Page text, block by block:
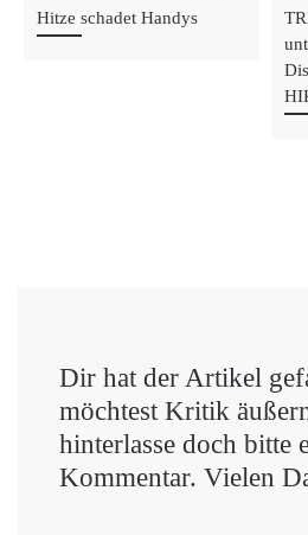
Hitze schadet Handys
Dir hat der Artikel
möchtest Kritik
hinterlasse doch bitte
Kommentar. Vielen